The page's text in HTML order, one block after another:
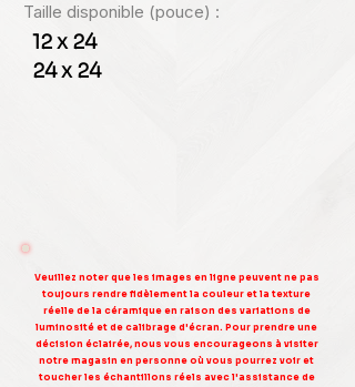
Taille disponible (pouce) :
12 x 24
24 x 24
Veuillez noter que les images en ligne peuvent ne pas
toujours rendre fidèlement la couleur et la texture
réelle de la céramique en raison des variations de
luminosité et de calibrage d'écran. Pour prendre une
décision éclairée, nous vous encourageons à visiter
notre magasin en personne où vous pourrez voir et
toucher les échantillons réels avec l'assistance de